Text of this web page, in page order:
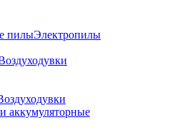
пилыЭлектропилы
аккумуляторные